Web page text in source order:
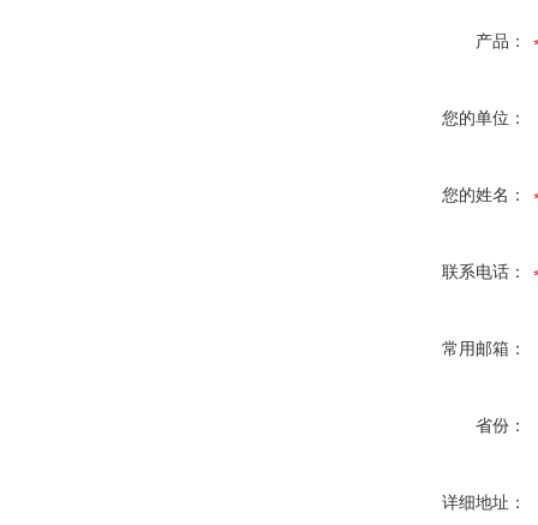
产品：
您的单位：
您的姓名：
联系电话：
常用邮箱：
省份：
详细地址：